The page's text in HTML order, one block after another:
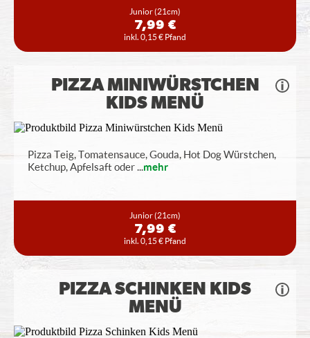
Junior(21cm)
7,99 €
inkl. 0,15 € Pfand
PIZZA MINIWÜRSTCHEN
KIDS MENÜ
Pizza Teig, Tomatensauce, Gouda, Hot Dog Würstchen,
Ketchup, Apfelsaft oder...mehr
Junior(21cm)
7,99 €
inkl. 0,15 € Pfand
PIZZA SCHINKEN KIDS
MENÜ